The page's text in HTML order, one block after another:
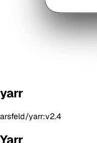
yarr
arsfeld/yarr:v2.4
Yarr